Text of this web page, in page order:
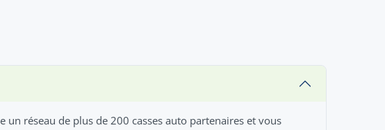
réseau de plus de 200 casses auto partenaires et vous